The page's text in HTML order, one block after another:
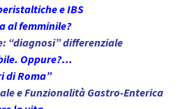
e IBS
al femminile?
“diagnosi” differenziale
Oppure?…
di Roma”
e Funzionalità Gastro-Enterica